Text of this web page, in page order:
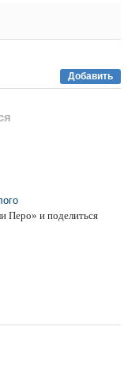
Добавить
Перо» и поделиться